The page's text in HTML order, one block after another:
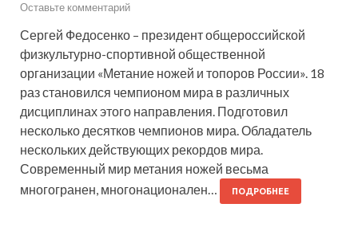
Оставьте комментарий
Сергей Федосенко – президент общероссийской
физкультурно-спортивной общественной
организации «Метание ножей и топоров России». 18
раз становился чемпионом мира в различных
дисциплинах этого направления. Подготовил
несколько десятков чемпионов мира. Обладатель
нескольких действующих рекордов мира.
Современный мир метания ножей весьма
многогранен, многонационален…
ПОДРОБНЕЕ